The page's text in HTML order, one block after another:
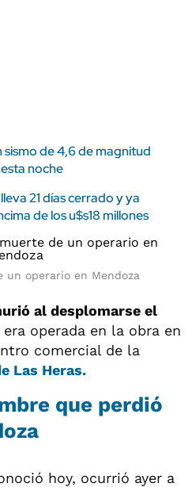
de 4,6 de magnitud
noche
21 días cerrado y ya
de los u$s18 millones
un operario en Mendoza
al desplomarse el
operada en la obra en
comercial de la
Las Heras.
que perdió
hoy, ocurrió ayer a